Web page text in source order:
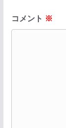
コメント ※